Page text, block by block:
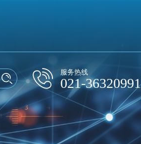
服务热线
021-36320991